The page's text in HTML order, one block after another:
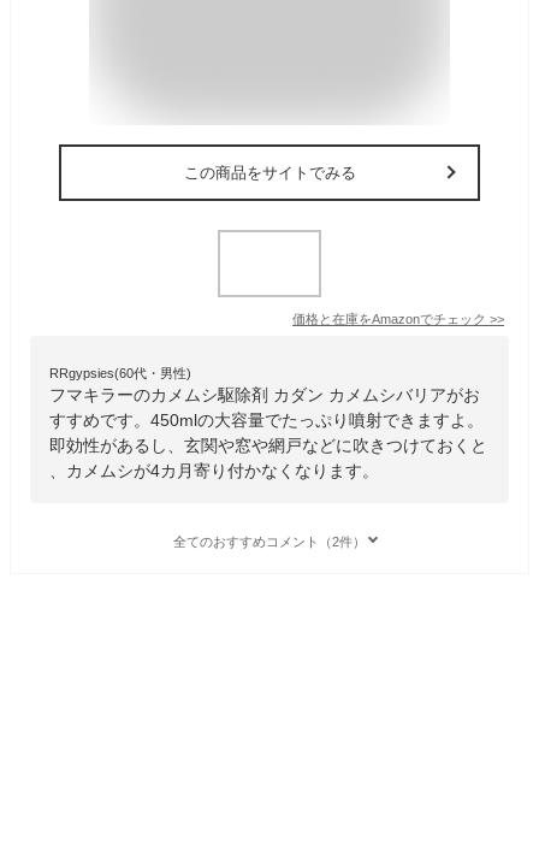
この商品をサイトでみる
価格と在庫をAmazonでチェック >>
RRgypsies(60代・男性)
フマキラーのカメムシ駆除剤 カダン カメムシバリアがお
すすめです。450mlの大容量でたっぷり噴射できますよ。
即効性があるし、玄関や窓や網戸などに吹きつけておくと
、カメムシが4カ月寄り付かなくなります。
全てのおすすめコメント（2件）